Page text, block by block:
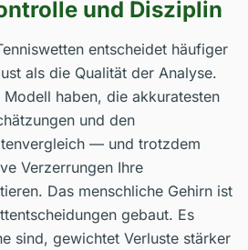
und Disziplin
entscheidet häufiger
als die Qualität der Analyse.
haben, die akkuratesten
und den
— und trotzdem
Verzerrungen Ihre
Das menschliche Gehirn ist
gebaut. Es
sind, gewichtet Verluste stärker